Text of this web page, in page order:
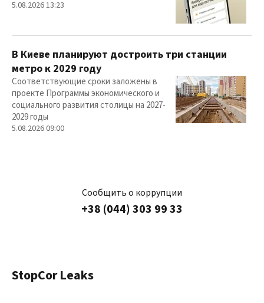
5.08.2026 13:23
В Киеве планируют достроить три станции
метро к 2029 году
Соответствующие сроки заложены в
проекте Программы экономического и
социального развития столицы на 2027-
2029 годы
5.08.2026 09:00
Сообщить о коррупции
+38 (044) 303 99 33
StopCor Leaks